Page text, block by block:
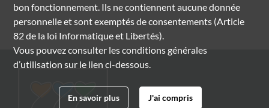
bon fonctionnement. Ils ne contiennent aucune donnée
personnelle et sont exemptés de consentements (Article
82 de la loi Informatique et Libertés).
Vous pouvez consulter les conditions générales
d’utilisation sur le lien ci-dessous.
En savoir plus J'ai compris